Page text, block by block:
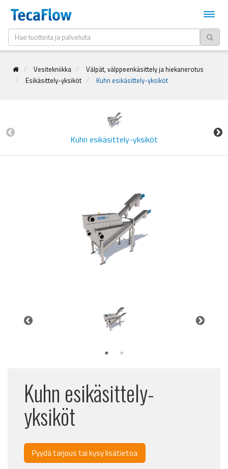
Vesitekniikka
Välpät, välppeenkäsittely ja hiekanerotus
Esikäsittely-yksiköt
Kuhn esikäsittely-yksiköt
Kuhn esikäsittely-yksiköt
Kuhn esikäsittely-
yksiköt
Pyydä tarjous tai kysy lisätietoa